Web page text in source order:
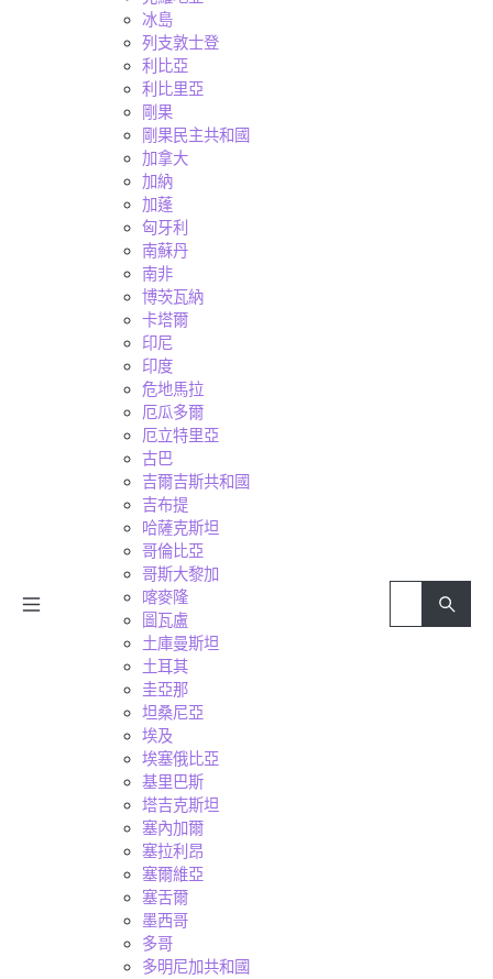
冰島
列支敦士登
利比亞
利比里亞
剛果
剛果民主共和國
加拿大
加納
加蓬
匈牙利
南蘇丹
南非
博茨瓦納
卡塔爾
印尼
印度
危地馬拉
厄瓜多爾
厄立特里亞
古巴
吉爾吉斯共和國
吉布提
哈薩克斯坦
哥倫比亞
哥斯大黎加
喀麥隆
圖瓦盧
土庫曼斯坦
土耳其
圭亞那
坦桑尼亞
埃及
埃塞俄比亞
基里巴斯
塔吉克斯坦
塞內加爾
塞拉利昂
塞爾維亞
塞舌爾
墨西哥
多哥
多明尼加共和國